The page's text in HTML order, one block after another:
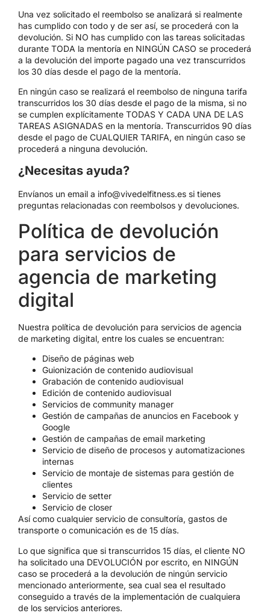
Una vez solicitado el reembolso se analizará si realmente
has cumplido con todo y de ser así, se procederá con la
devolución. Si NO has cumplido con las tareas solicitadas
durante TODA la mentoría en NINGÚN CASO se procederá
a la devolución del importe pagado una vez transcurridos
los 30 días desde el pago de la mentoría.
En ningún caso se realizará el reembolso de ninguna tarifa
transcurridos los 30 días desde el pago de la misma, si no
se cumplen explícitamente TODAS Y CADA UNA DE LAS
TAREAS ASIGNADAS en la mentoría. Transcurridos 90 días
desde el pago de CUALQUIER TARIFA, en ningún caso se
procederá a ninguna devolución.
¿Necesitas ayuda?
Envíanos un email a info@vivedelfitness.es si tienes
preguntas relacionadas con reembolsos y devoluciones.
Política de devolución
para servicios de
agencia de marketing
digital
Nuestra política de devolución para servicios de agencia
de marketing digital, entre los cuales se encuentran:
Diseño de páginas web
Guionización de contenido audiovisual
Grabación de contenido audiovisual
Edición de contenido audiovisual
Servicios de community manager
Gestión de campañas de anuncios en Facebook y
Google
Gestión de campañas de email marketing
Servicio de diseño de procesos y automatizaciones
internas
Servicio de montaje de sistemas para gestión de
clientes
Servicio de setter
Servicio de closer
Así como cualquier servicio de consultoría, gastos de
transporte o comunicación es de 15 días.
Lo que significa que si transcurridos 15 días, el cliente NO
ha solicitado una DEVOLUCIÓN por escrito, en NINGÚN
caso se procederá a la devolución de ningún servicio
mencionado anteriormente, sea cual sea el resultado
conseguido a través de la implementación de cualquiera
de los servicios anteriores.